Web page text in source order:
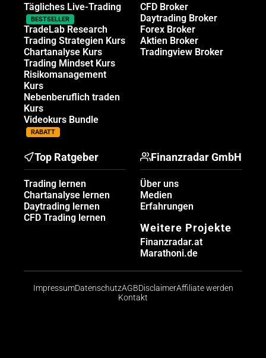
Tägliches Live-Trading
BESTSELLER
TradeLab Research
Trading Strategien Kurs
Chartanalyse Kurs
Trading Mindset Kurs
Risikomanagement
Kurs
Nebenberuflich traden
Kurs
Videokurs Bundle
RABATT
CFD Broker
Daytrading Broker
Forex Broker
Aktien Broker
Tradingview Broker
Top Ratgeber
Trading lernen
Chartanalyse lernen
Daytrading lernen
CFD Trading lernen
Finanzradar GmbH
Über uns
Medien
Erfahrungen
Weitere Projekte
Finanzradar.at
Marathoni.de
ImpressumDatenschutzAGBDisclaimerAffiliate werden
Kontakt